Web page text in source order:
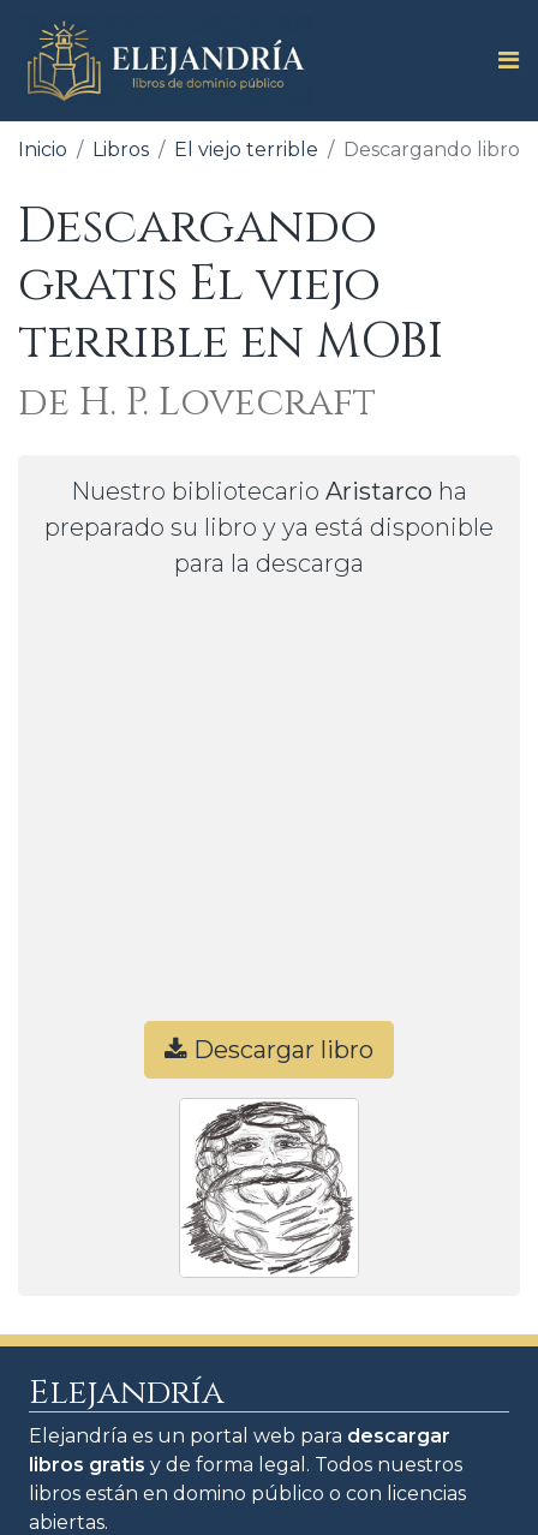
Inicio Libros El viejo terrible Descargando libro
Descargando
gratis El viejo
terrible en MOBI
de H. P. Lovecraft
Nuestro bibliotecario Aristarco ha
preparado su libro y ya está disponible
para la descarga
Descargar libro
Elejandría
Elejandría es un portal web para descargar
libros gratis y de forma legal. Todos nuestros
libros están en domino público o con licencias
abiertas.